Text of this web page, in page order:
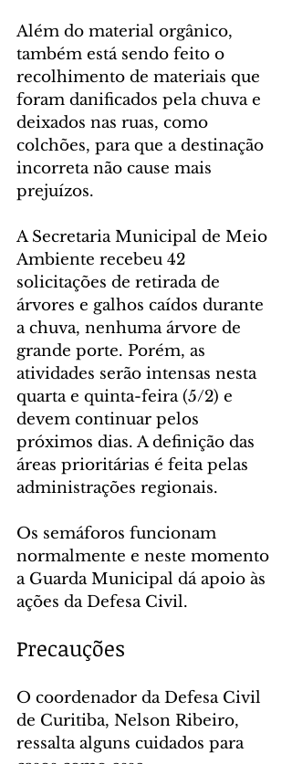
Além do material orgânico,
também está sendo feito o
recolhimento de materiais que
foram danificados pela chuva e
deixados nas ruas, como
colchões, para que a destinação
incorreta não cause mais
prejuízos.
A Secretaria Municipal de Meio
Ambiente recebeu 42
solicitações de retirada de
árvores e galhos caídos durante
a chuva, nenhuma árvore de
grande porte. Porém, as
atividades serão intensas nesta
quarta e quinta-feira (5/2) e
devem continuar pelos
próximos dias. A definição das
áreas prioritárias é feita pelas
administrações regionais.
Os semáforos funcionam
normalmente e neste momento
a Guarda Municipal dá apoio às
ações da Defesa Civil.
Precauções
O coordenador da Defesa Civil
de Curitiba, Nelson Ribeiro,
ressalta alguns cuidados para